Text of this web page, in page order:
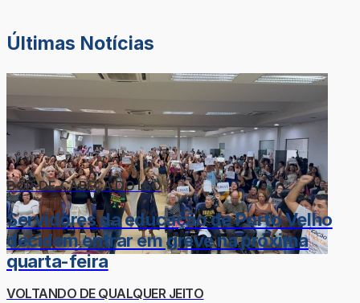
Últimas Notícias
DOR-DE-CABEÇA DO LÉO
Servidores da educação de Porto Velho
decidem entrar em greve na próxima
quarta-feira
VOLTANDO DE QUALQUER JEITO